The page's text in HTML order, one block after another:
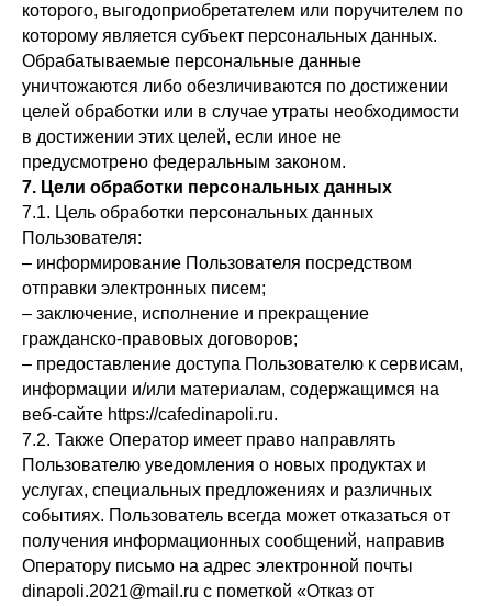
которого, выгодоприобретателем или поручителем по
которому является субъект персональных данных.
Обрабатываемые персональные данные
уничтожаются либо обезличиваются по достижении
целей обработки или в случае утраты необходимости
в достижении этих целей, если иное не
предусмотрено федеральным законом.
7. Цели обработки персональных данных
7.1. Цель обработки персональных данных
Пользователя:
– информирование Пользователя посредством
отправки электронных писем;
– заключение, исполнение и прекращение
гражданско-правовых договоров;
– предоставление доступа Пользователю к сервисам,
информации и/или материалам, содержащимся на
веб-сайте https://cafedinapoli.ru.
7.2. Также Оператор имеет право направлять
Пользователю уведомления о новых продуктах и
услугах, специальных предложениях и различных
событиях. Пользователь всегда может отказаться от
получения информационных сообщений, направив
Оператору письмо на адрес электронной почты
dinapoli.2021@mail.ru с пометкой «Отказ от